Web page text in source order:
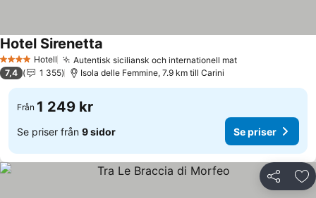
4 StjärnorHotell Autentisk siciliansk och internationell mat
Hotel Sirenetta
7,4 1 355 Isola delle Femmine, 7.9 km till Carini
Från 1 249 kr
Se priser från 9 sidor Se priser
Dela